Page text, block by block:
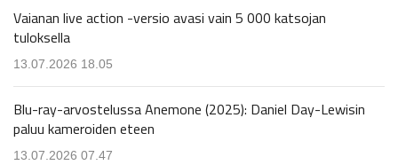
Vaianan live action -versio avasi vain 5 000 katsojan
tuloksella
13.07.2026 18.05
Blu-ray-arvostelussa Anemone (2025): Daniel Day-Lewisin
paluu kameroiden eteen
13.07.2026 07.47